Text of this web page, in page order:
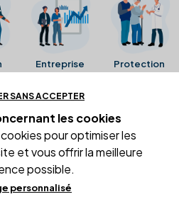
Entreprise Protection
de la fiche Google
Ils n'ont ni été collectés ni
par Alexia.fr.
SANS ACCEPTER
les cookies
pour optimiser les
et vous offrir la meilleure
possible.
personnalisé